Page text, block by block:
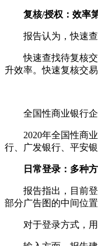
复核/授权：效率
报告认为，快速
快速查找待复核
升效率。快速复核交
全国性商业银行
2020年全国性商
行、广发银行、平安
日常登录：多种
报告指出，目前
部分广告图的中间位
对于登录方式，